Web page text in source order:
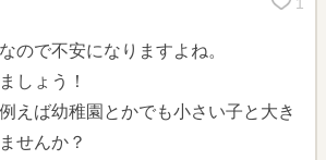
1
ので不安になりますよね。
しょう！
えば幼稚園とかでも小さい子と大き
せんか？